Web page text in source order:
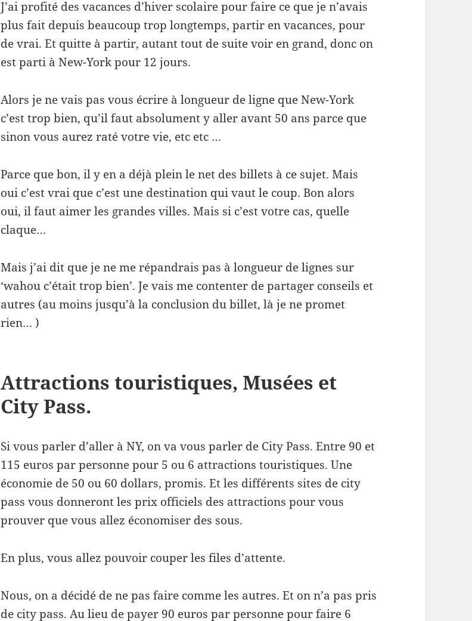
J’ai profité des vacances d’hiver scolaire pour faire ce que je n’avais
plus fait depuis beaucoup trop longtemps, partir en vacances, pour
de vrai. Et quitte à partir, autant tout de suite voir en grand, donc on
est parti à New-York pour 12 jours.
Alors je ne vais pas vous écrire à longueur de ligne que New-York
c’est trop bien, qu’il faut absolument y aller avant 50 ans parce que
sinon vous aurez raté votre vie, etc etc …
Parce que bon, il y en a déjà plein le net des billets à ce sujet. Mais
oui c’est vrai que c’est une destination qui vaut le coup. Bon alors
oui, il faut aimer les grandes villes. Mais si c’est votre cas, quelle
claque…
Mais j’ai dit que je ne me répandrais pas à longueur de lignes sur
‘wahou c’était trop bien’. Je vais me contenter de partager conseils et
autres (au moins jusqu’à la conclusion du billet, là je ne promet
rien… )
Attractions touristiques, Musées et
City Pass.
Si vous parler d’aller à NY, on va vous parler de City Pass. Entre 90 et
115 euros par personne pour 5 ou 6 attractions touristiques. Une
économie de 50 ou 60 dollars, promis. Et les différents sites de city
pass vous donneront les prix officiels des attractions pour vous
prouver que vous allez économiser des sous.
En plus, vous allez pouvoir couper les files d’attente.
Nous, on a décidé de ne pas faire comme les autres. Et on n’a pas pris
de city pass. Au lieu de payer 90 euros par personne pour faire 6